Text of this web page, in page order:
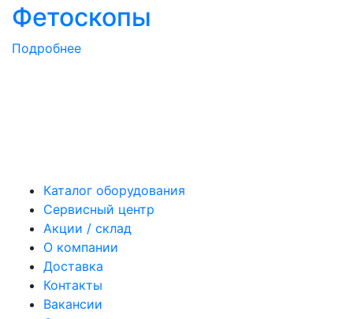
Фетоскопы
Подробнее
Каталог оборудования
Сервисный центр
Акции / склад
О компании
Доставка
Контакты
Вакансии